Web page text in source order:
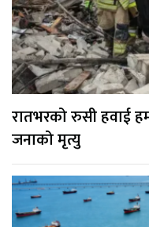
रातभरको रुसी हवाई
जनाको मृत्यु